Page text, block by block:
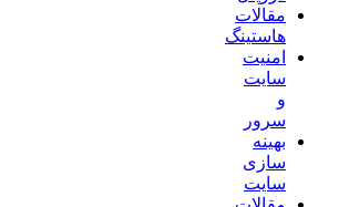
مقالات
هاستینگ
امنیت
سایت
و
سرور
بهینه
سازی
سایت